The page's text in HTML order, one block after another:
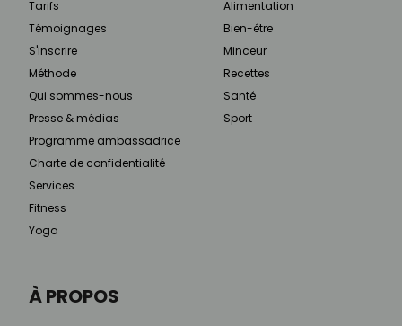
À PROPOS
Tarifs
Témoignages
S'inscrire
Méthode
Qui sommes-nous
Presse & médias
Programme ambassadrice
Charte de confidentialité
Services
Fitness
Yoga
Alimentation
Bien-être
Minceur
Recettes
Santé
Sport